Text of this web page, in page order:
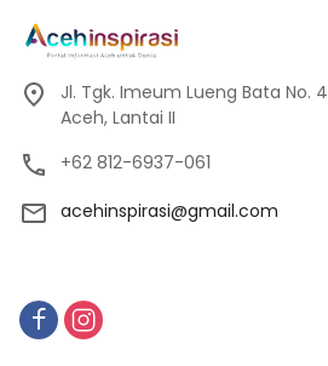
Jl. Tgk. Imeum Lueng Bata No.
Aceh, Lantai II
+62 812-6937-061
acehinspirasi@gmail.com